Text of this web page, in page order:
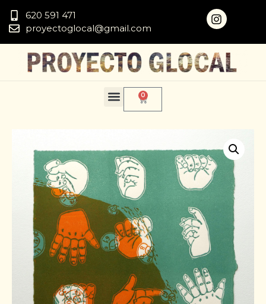
620 591 471
proyectoglocal@gmail.com
0